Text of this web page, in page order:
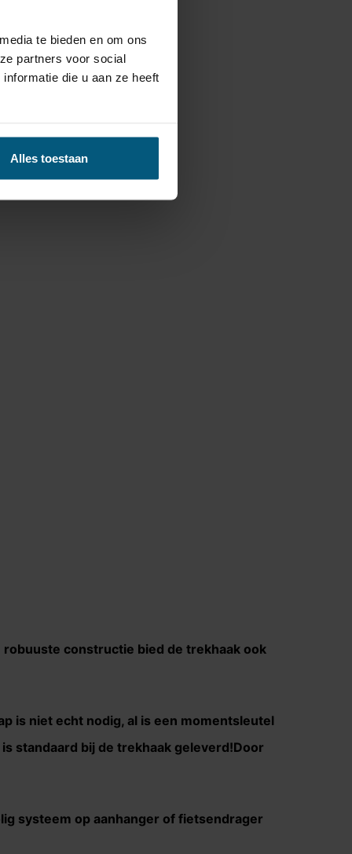
te bieden en om ons
partners voor social
die u aan ze heeft
Alles toestaan
constructie bied de trekhaak ook
is niet echt nodig, al is een momentsleutel
standaard bij de trekhaak geleverd!Door
systeem op aanhanger of fietsendrager